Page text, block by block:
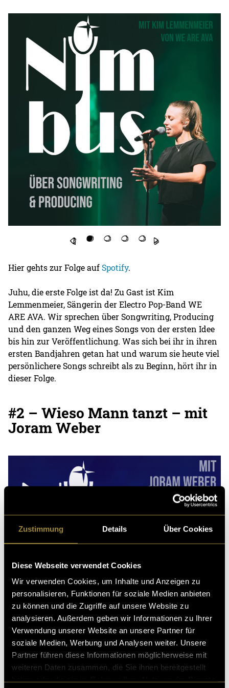
Zustimmung Details Über Cookies
Diese Webseite verwendet Cookies
Wir verwenden Cookies, um Inhalte und Anzeigen zu
personalisieren, Funktionen für soziale Medien anbieten
zu können und die Zugriffe auf unsere Website zu
analysieren. Außerdem geben wir Informationen zu Ihrer
Verwendung unserer Website an unsere Partner für
soziale Medien, Werbung und Analysen weiter. Unsere
Partner führen diese Informationen möglicherweise mit
weiteren Daten zusammen, die Sie ihnen bereitgestellt
Hier gehts zur Folge auf Spotify.
Juhu, die erste Folge ist da! Zu Gast ist Kim
Lemmenmeier, Sängerin der Electro Pop-Band WE
ARE AVA. Wir sprechen über Songwriting, Producing
und den ganzen Weg eines Songs von der ersten Idee
bis hin zur Veröffentlichung. Was sich bei ihr in ihren
ersten Bandjahren getan hat und warum sie heute viel
persönlichere Songs schreibt als zu Beginn, hört ihr in
dieser Folge.
#2 – Wieso Mann tanzt – mit
Joram Weber